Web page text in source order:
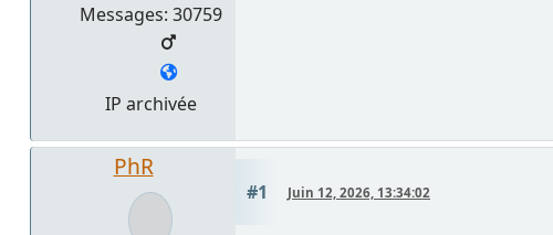
Messages: 30759
IP archivée
PhR
#1 Juin 12, 2026, 13:34:02